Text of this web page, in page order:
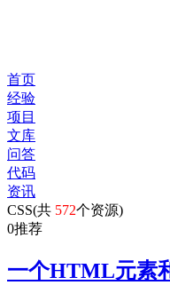
首页
经验
项目
文库
问答
代码
资讯
CSS(共 572个资源)
0推荐
一个HTML元素